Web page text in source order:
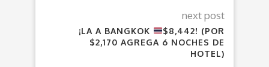
next post
¡LA A BANGKOK
$8,442! (POR
$2,170 AGREGA 6 NOCHES DE
HOTEL)